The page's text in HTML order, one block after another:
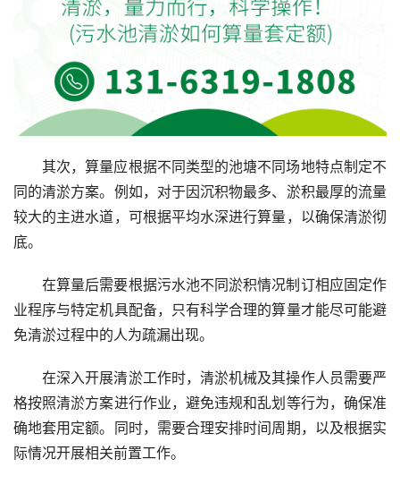
其次，算量应根据不同类型的池塘不同场地特点制定不
同的清淤方案。例如，对于因沉积物最多、淤积最厚的流量
较大的主进水道，可根据平均水深进行算量，以确保清淤彻
底。
在算量后需要根据污水池不同淤积情况制订相应固定作
业程序与特定机具配备，只有科学合理的算量才能尽可能避
免清淤过程中的人为疏漏出现。
在深入开展清淤工作时，清淤机械及其操作人员需要严
格按照清淤方案进行作业，避免违规和乱划等行为，确保准
确地套用定额。同时，需要合理安排时间周期，以及根据实
际情况开展相关前置工作。